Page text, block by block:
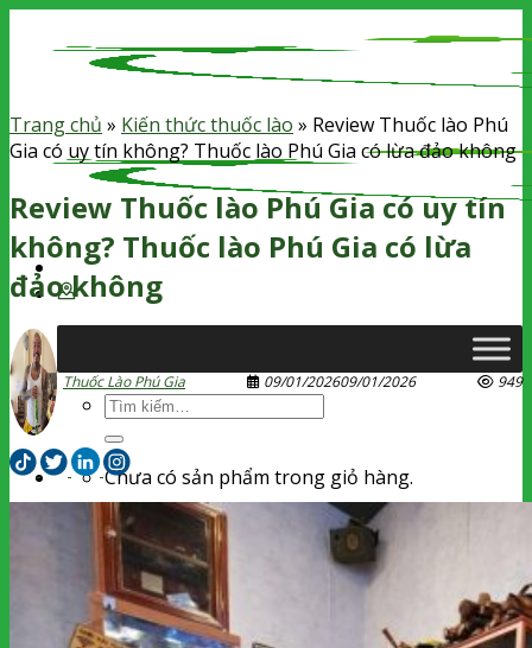
Tìm
kiếm:
Chưa có sản phẩm trong giỏ hàng.
Tìm
kiếm:
Giỏ hàng
Chưa có sản phẩm trong giỏ hàng.
Trang chủ » Kiến thức thuốc lào » Review Thuốc lào Phú
Gia có uy tín không? Thuốc lào Phú Gia có lừa đảo không
Review Thuốc lào Phú Gia có uy tín
không? Thuốc lào Phú Gia có lừa
đảo không
Thuốc Lào Phú Gia 09/01/202609/01/2026 949